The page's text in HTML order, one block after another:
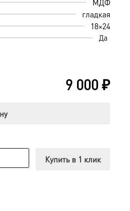
МДФ
гладкая
18×24
Да
9 000₽
Купить в 1 клик